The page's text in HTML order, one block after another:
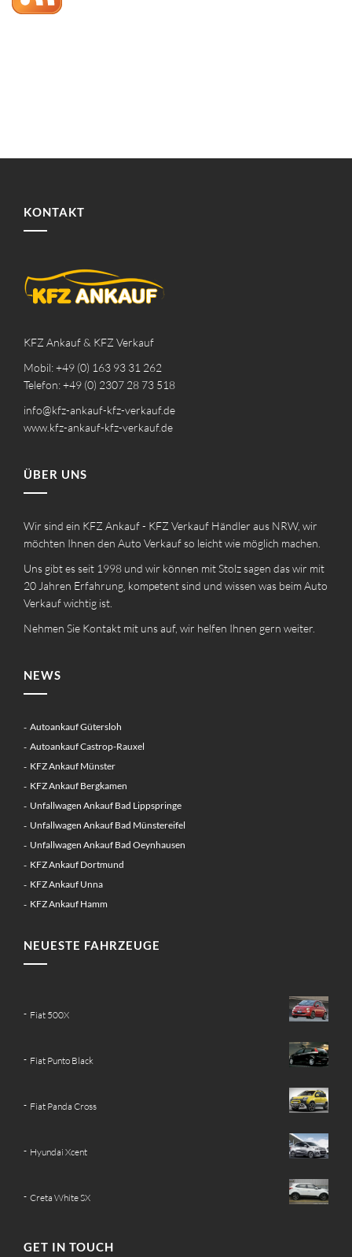
KONTAKT
KFZ Ankauf & KFZ Verkauf
Mobil: +49 (0) 163 93 31 262
Telefon: +49 (0) 2307 28 73 518
info@kfz-ankauf-kfz-verkauf.de
www.kfz-ankauf-kfz-verkauf.de
ÜBER UNS
Wir sind ein KFZ Ankauf - KFZ Verkauf Händler aus NRW, wir
möchten Ihnen den Auto Verkauf so leicht wie möglich machen.
Uns gibt es seit 1998 und wir können mit Stolz sagen das wir mit
20 Jahren Erfahrung, kompetent sind und wissen was beim Auto
Verkauf wichtig ist.
Nehmen Sie Kontakt mit uns auf, wir helfen Ihnen gern weiter.
NEWS
Autoankauf Gütersloh
Autoankauf Castrop-Rauxel
KFZ Ankauf Münster
KFZ Ankauf Bergkamen
Unfallwagen Ankauf Bad Lippspringe
Unfallwagen Ankauf Bad Münstereifel
Unfallwagen Ankauf Bad Oeynhausen
KFZ Ankauf Dortmund
KFZ Ankauf Unna
KFZ Ankauf Hamm
NEUESTE FAHRZEUGE
Fiat 500X
Fiat Punto Black
Fiat Panda Cross
Hyundai Xcent
Creta White SX
GET IN TOUCH